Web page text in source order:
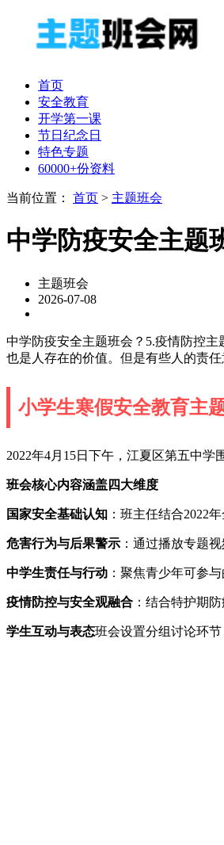
首页
安全教育
开学第一课
节日纪念日
特色专题
60000+份资料
当前位置： 首页 > 主题班会
中学防疫安全主题
主题班会
2026-07-08
中学防疫安全主题班会？5.疫情防控
也是人存在的价值。但是有些人的责
小学生寒假安全教育主
2022年4月15日下午，江夏区第五中
班会核心内容涵盖四大维度
国家安全基础认知 ：班主任结合2022
危害行为与后果警示 ：通过播放专题
中学生责任与行动 ：聚焦青少年可参
疫情防控与安全观融合 ：结合特护期
学生互动与表态班会设置分组讨论环节